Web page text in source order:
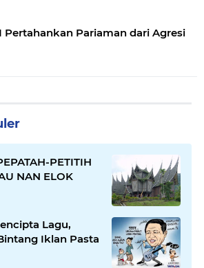
Pertahankan Pariaman dari Agresi
PETITIH
NAN ELOK
Lagu,
Iklan Pasta